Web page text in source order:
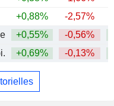
+0,88% -2,57%
+0,55% -0,56%
+0,69% -0,13%